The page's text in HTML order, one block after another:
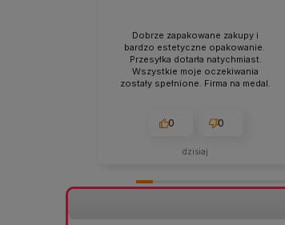
Dobrze zapakowane zakupy i
bardzo estetyczne opakowanie.
Przesyłka dotarła natychmiast.
Wszystkie moje oczekiwania
zostały spełnione. Firma na medal.
0 0
dzisiaj